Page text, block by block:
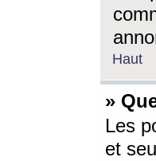
Haut
»
Les
et